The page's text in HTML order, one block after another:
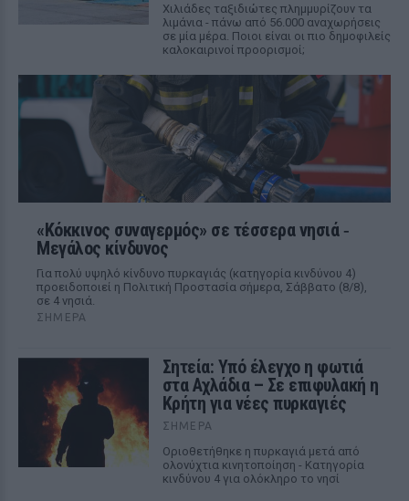
Χιλιάδες ταξιδιώτες πλημμυρίζουν τα
λιμάνια - πάνω από 56.000 αναχωρήσεις
σε μία μέρα. Ποιοι είναι οι πιο δημοφιλείς
καλοκαιρινοί προορισμοί;
«Κόκκινος συναγερμός» σε τέσσερα νησιά ‑
Μεγάλος κίνδυνος
Για πολύ υψηλό κίνδυνο πυρκαγιάς (κατηγορία κινδύνου 4)
προειδοποιεί η Πολιτική Προστασία σήμερα, Σάββατο (8/8),
σε 4 νησιά.
ΣΉΜΕΡΑ
Σητεία: Υπό έλεγχο η φωτιά
στα Αχλάδια – Σε επιφυλακή η
Κρήτη για νέες πυρκαγιές
ΣΉΜΕΡΑ
Οριοθετήθηκε η πυρκαγιά μετά από
ολονύχτια κινητοποίηση - Κατηγορία
κινδύνου 4 για ολόκληρο το νησί